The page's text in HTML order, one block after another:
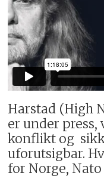
Harstad (High
er under
konflikt og
uforutsigbar.
for Norge,